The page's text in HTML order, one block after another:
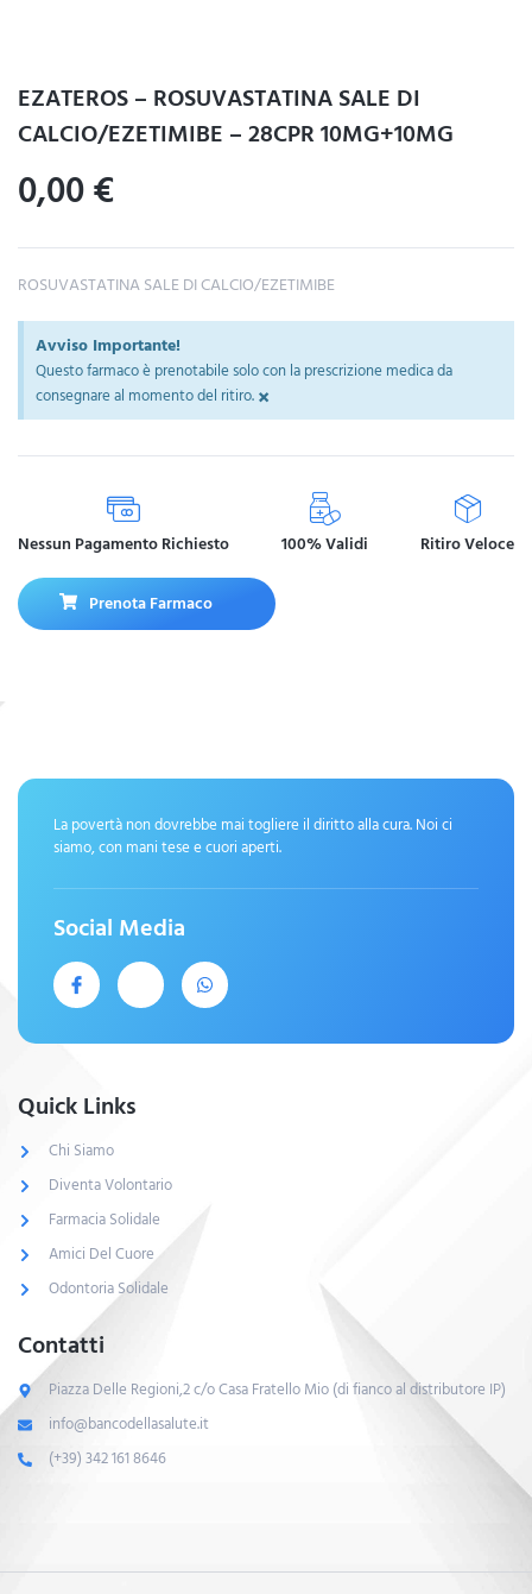
EZATEROS – ROSUVASTATINA SALE DI
CALCIO/EZETIMIBE – 28CPR 10MG+10MG
0,00€
ROSUVASTATINA SALE DI CALCIO/EZETIMIBE
Avviso Importante!
Questo farmaco è prenotabile solo con la prescrizione medica da
consegnare al momento del ritiro.×
Nessun Pagamento Richiesto 100% Validi Ritiro Veloce
Prenota Farmaco
La povertà non dovrebbe mai togliere il diritto alla cura. Noi ci
siamo, con mani tese e cuori aperti.
Social Media
Quick Links
Chi Siamo
Diventa Volontario
Farmacia Solidale
Amici Del Cuore
Odontoria Solidale
Contatti
Piazza Delle Regioni,2 c/o Casa Fratello Mio (di fianco al distributore IP)
info@bancodellasalute.it
(+39) 342 161 8646